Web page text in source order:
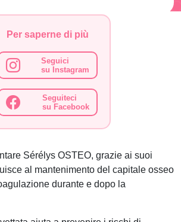
Per saperne di più
Seguici
su Instagram
Seguiteci
su Facebook
Sérélys OSTEO, grazie ai suoi
al mantenimento del capitale osseo
durante e dopo la